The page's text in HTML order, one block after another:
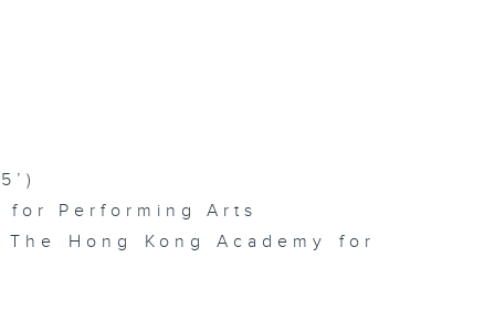
for Performing Arts
Hong Kong Academy for